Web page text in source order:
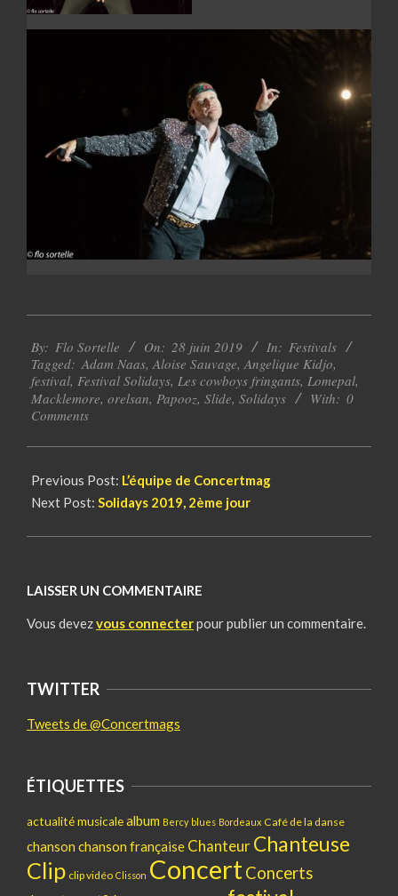
06-
28
By: Flo Sortelle On: 28 juin 2019 In: Festivals
Tagged: Adam Naas, Aloise Sauvage, Angelique Kidjo,
festival, Festival Solidays, Les cowboys fringants, Lomepal,
Macklemore, orelsan, Papooz, Slide, Solidays With: 0
Comments
Previous Post: L’équipe de Concertmag
Next Post: Solidays 2019, 2ème jour
LAISSER UN COMMENTAIRE
Vous devezvous connecterpour publier un commentaire.
TWITTER
Tweets de @Concertmags
ÉTIQUETTES
actualité musicalealbum Bercy blues Bordeaux Café de la danse
chanson chanson française ChanteurChanteuse
Clip clip vidéo Clisson ConcertConcerts